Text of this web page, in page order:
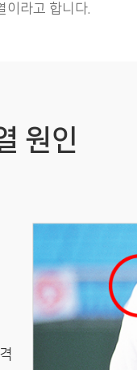
이라고 합니다.
원인